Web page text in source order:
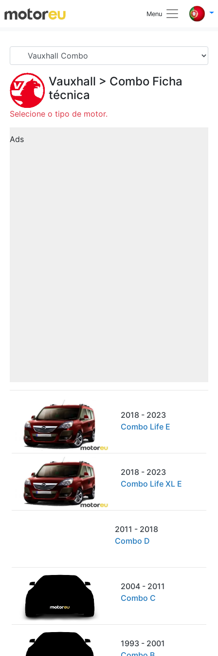
Menu
Vauxhall > Combo Ficha
técnica
Selecione o tipo de motor.
Ads
2018 - 2023
Combo Life E
2018 - 2023
Combo Life XL E
2011 - 2018
Combo D
2004 - 2011
Combo C
1993 - 2001